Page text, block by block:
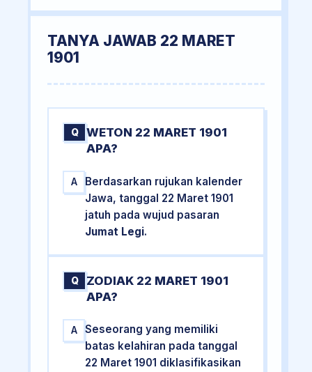
TANYA JAWAB 22 MARET
1901
Q
WETON 22 MARET 1901
APA?
A
Berdasarkan rujukan kalender
Jawa, tanggal 22 Maret 1901
jatuh pada wujud pasaran
Jumat Legi.
Q
ZODIAK 22 MARET 1901
APA?
A
Seseorang yang memiliki
batas kelahiran pada tanggal
22 Maret 1901 diklasifikasikan